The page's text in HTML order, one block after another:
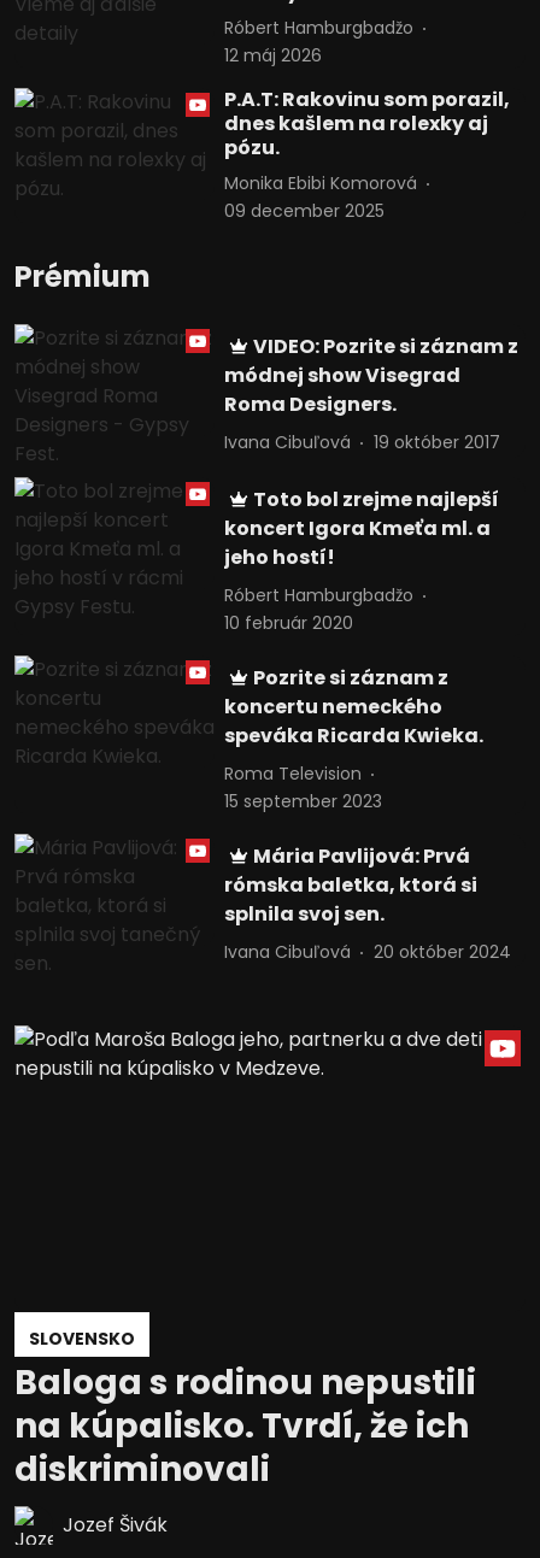
Róbert Hamburgbadžo
12 máj 2026
P.A.T: Rakovinu som porazil,
dnes kašlem na rolexky aj
pózu.
Monika Ebibi Komorová
09 december 2025
Prémium
VIDEO: Pozrite si záznam z
módnej show Visegrad
Roma Designers.
Ivana Cibuľová 19 október 2017
Toto bol zrejme najlepší
koncert Igora Kmeťa ml. a
jeho hostí!
Róbert Hamburgbadžo
10 február 2020
Pozrite si záznam z
koncertu nemeckého
speváka Ricarda Kwieka.
Roma Television
15 september 2023
Mária Pavlijová: Prvá
rómska baletka, ktorá si
splnila svoj sen.
Ivana Cibuľová 20 október 2024
SLOVENSKO
Baloga s rodinou nepustili
na kúpalisko. Tvrdí, že ich
diskriminovali
Jozef Šivák